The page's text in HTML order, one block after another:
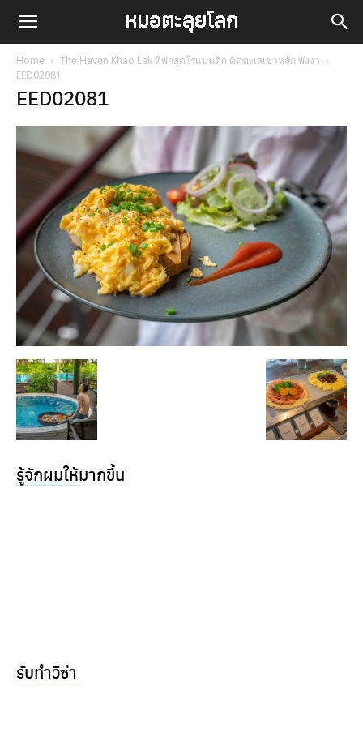
Home
The Haven Khao Lak ที่พักสุดโรแมนติก ติดทะเลเขาหลัก พังงา
EED02081
EED02081
รู้จักผมให้มากขึ้น
รับทำวีซ่า